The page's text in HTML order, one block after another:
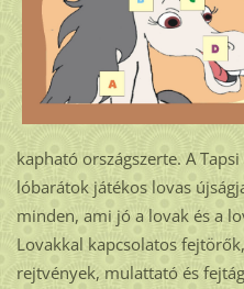
kapható országszerte. A
lóbarátok játékos lovas
minden, ami jó a lovak és a
Lovakkal kapcsolatos
rejtvények, mulattató és